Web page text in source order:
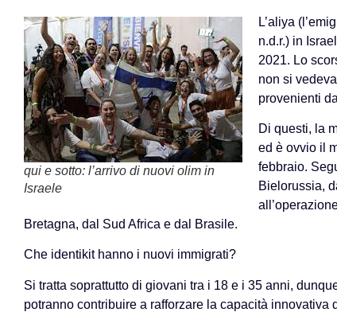
qui e sotto: l’arrivo di nuovi olim in
Israele
L’aliya
n.d.r.) in
2021. Lo
non si
provenienti
Di questi, la
ed è ovvio il
febbraio.
Bielorussia,
Bretagna, dal Sud Africa e dal Brasile.
Che identikit hanno i nuovi immigrati?
Si tratta soprattutto di giovani tra i 18 e i 35 anni,
potranno contribuire a rafforzare la capacità